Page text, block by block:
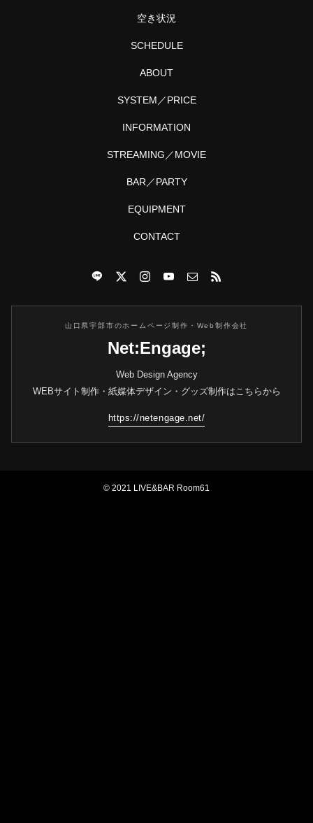
空き状況
SCHEDULE
ABOUT
SYSTEM／PRICE
INFORMATION
STREAMING／MOVIE
BAR／PARTY
EQUIPMENT
CONTACT
山口県宇部市のホームページ制作・Web制作会社
Net:Engage;
Web Design Agency
WEBサイト制作・紙媒体デザイン・グッズ制作はこちらから
https://netengage.net/
© 2021 LIVE&BAR Room61